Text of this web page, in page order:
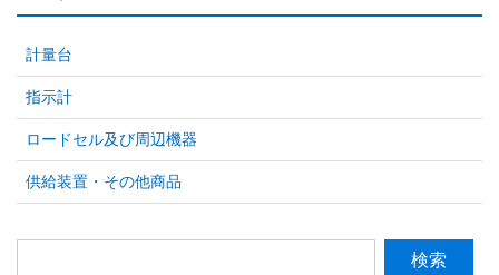
計量台
指示計
ロードセル及び周辺機器
供給装置・その他商品